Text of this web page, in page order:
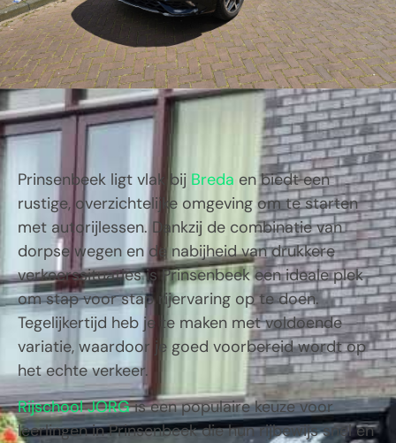
Prinsenbeek ligt vlak bij Breda en biedt een
rustige, overzichtelijke omgeving om te starten
met autorijlessen. Dankzij de combinatie van
dorpse wegen en de nabijheid van drukkere
verkeerssituaties is Prinsenbeek een ideale plek
om stap voor stap rijervaring op te doen.
Tegelijkertijd heb je te maken met voldoende
variatie, waardoor je goed voorbereid wordt op
het echte verkeer.
Rijschool JORGis een populaire keuze voor
leerlingen inPrinsenbeekdie hun rijbewijs snel en